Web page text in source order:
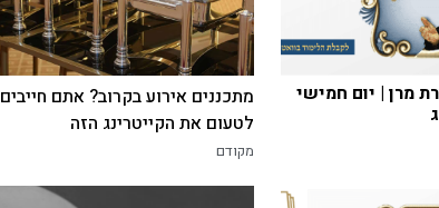
מרן | יום חמישי
מתכננים אירוע בקרוב? אתם חייבים
לטעום את הקייטרינג הזה
מקודם